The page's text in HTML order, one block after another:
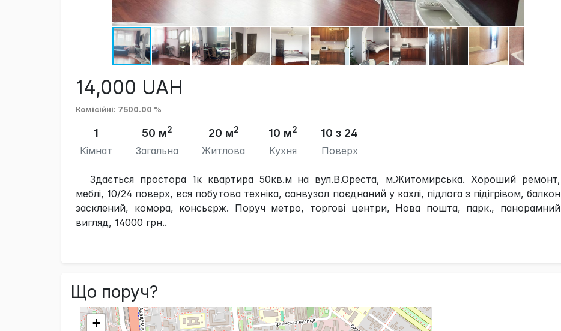
14,000 UAH
Комісійні: 7500.00 %
1
Кімнат
50 м2
Загальна
20 м2
Житлова
10 м2
Кухня
10 з 24
Поверх
Здається простора 1к квартира 50кв.м на вул.В.Ореста, м.Житомирська. Хороший ремонт,
меблі, 10/24 поверх, вся побутова техніка, санвузол поєднаний у кахлі, підлога з підігрівом, балкон
засклений, комора, консьєрж. Поруч метро, ​​торгові центри, Нова пошта, парк., панорамний
вигляд, 14000 грн..
Що поруч?
+